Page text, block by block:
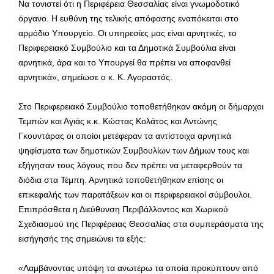
Να τονιστεί ότι η Περιφέρεια Θεσσαλίας είναι γνωμοδοτικό
όργανο. Η ευθύνη της τελικής απόφασης εναπόκειται στο
αρμόδιο Υπουργείο. Οι υπηρεσίες μας είναι αρνητικές, το
Περιφερειακό Συμβούλιο και τα Δημοτικά Συμβούλια είναι
αρνητικά, άρα και το Υπουργεί θα πρέπει να αποφανθεί
αρνητικά», σημείωσε ο κ. Κ. Αγοραστός.
Στο Περιφερειακό Συμβούλιο τοποθετήθηκαν ακόμη οι δήμαρχοι
Τεμπών και Αγιάς κ.κ. Κώστας Κολάτος και Αντώνης
Γκουντάρας οι οποίοι μετέφεραν τα αντίστοιχα αρνητικά
ψηφίσματα των δημοτικών Συμβουλίων των Δήμων τους και
εξήγησαν τους λόγους που δεν πρέπει να μεταφερθούν τα
διόδια στα Τέμπη. Αρνητικά τοποθετήθηκαν επίσης οι
επικεφαλής των παρατάξεων και οι περιφερειακοί σύμβουλοι.
Επιπρόσθετα η Διεύθυνση Περιβάλλοντος και Χωρικού
Σχεδιασμού της Περιφέρειας Θεσσαλίας στα συμπεράσματα της
εισήγησής της σημειώνει τα εξής:
«Λαμβάνοντας υπόψη τα ανωτέρω τα οποία προκύπτουν από